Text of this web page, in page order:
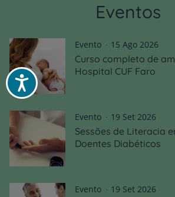
Acessibilidade
Eventos
Evento 15 Ago 2026
Curso completo de
Hospital CUF Faro
Evento 19 Set 2026
Sessões de Literacia
Doentes Diabéticos
Evento 19 Set 2026